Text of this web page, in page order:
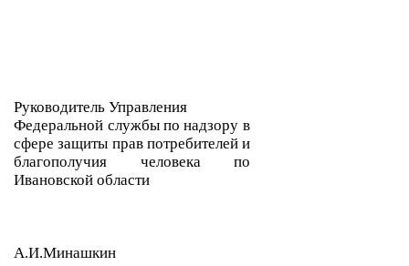
Руководитель Управления
Федеральной службы по надзору в
сфере защиты прав потребителей и
благополучия человека по
Ивановской области
А.И.Минашкин